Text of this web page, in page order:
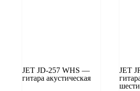
JET JD-257 WHS —
гитара акустическая
JET